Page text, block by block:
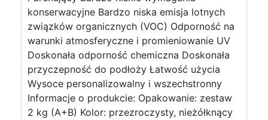
konserwacyjne Bardzo niska emisja lotnych
związków organicznych (VOC) Odporność na
warunki atmosferyczne i promieniowanie UV
Doskonała odporność chemiczna Doskonała
przyczepność do podłoży Łatwość użycia
Wysoce personalizowalny i wszechstronny
Informacje o produkcie: Opakowanie: zestaw
2 kg (A+B) Kolor: przezroczysty, nieżółknący